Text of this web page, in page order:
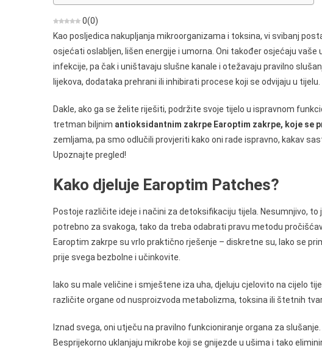
0(0)
Kao posljedica nakupljanja mikroorganizama i toksina, vi svibanj
osjećati oslabljen, lišen energije i umorna. Oni također osjećaju
infekcije, pa čak i uništavaju slušne kanale i otežavaju pravilno
lijekova, dodataka prehrani ili inhibirati procese koji se odvijaju u tijelu.
Dakle, ako ga se želite riješiti, podržite svoje tijelo u ispravnom
tretman biljnim antioksidantnim zakrpe Earoptim zakrpe, koje se
zemljama, pa smo odlučili provjeriti kako oni rade ispravno, kakav
Upoznajte pregled!
Kako djeluje Earoptim Patches?
Postoje različite ideje i načini za detoksifikaciju tijela. Nesumnjivo, to
potrebno za svakoga, tako da treba odabrati pravu metodu
Earoptim zakrpe su vrlo praktično rješenje – diskretne su, lako se
prije svega bezbolne i učinkovite.
Iako su male veličine i smještene iza uha, djeluju cjelovito na cijelo
različite organe od nusproizvoda metabolizma, toksina ili štetnih
Iznad svega, oni utječu na pravilno funkcioniranje organa za slušanje.
Besprijekorno uklanjaju mikrobe koji se gnijezde u ušima i tako